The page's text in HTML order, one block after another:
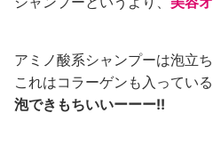
アミノ酸系シャンプーは泡立
これはコラーゲンも入ってい
泡できもちいいーーー!!